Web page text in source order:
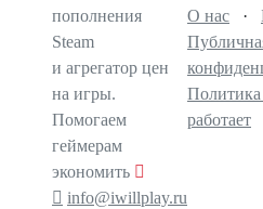
пополнения
Steam
и агрегатор цен
на игры.
Помогаем
геймерам
экономить
info@iwillplay.ru
О нас ·
Политика
работает